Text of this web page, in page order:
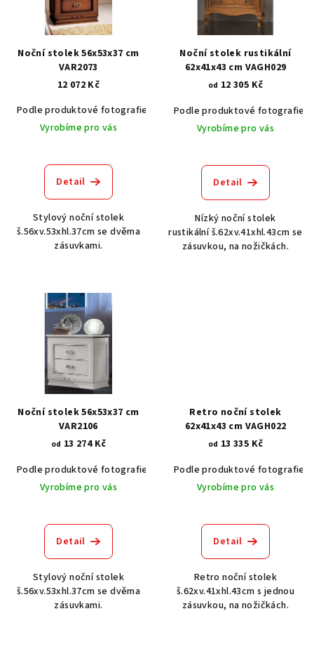
Noční stolek 56x53x37 cm
VAR2073
12 072 Kč
Podle produktové fotografie
Akát vintage BT1551
Dub světlý
Vyrobíme pro vás
Detail
Stylový noční stolek
š.56xv.53xhl.37cm se dvěma
zásuvkami.
Noční stolek rustikální
62x41x43 cm VAGH029
od 12 305 Kč
Podle produktové fotografie
Vyrobíme pro vás
Detail
Nízký noční stolek
rustikální š.62xv.41xhl.43cm se
zásuvkou, na nožičkách.
Noční stolek 56x53x37 cm
VAR2106
od 13 274 Kč
Podle produktové fotografie
Bílá Bílá s patinou BT9001-A6
Vyrobíme pro vás
Detail
Stylový noční stolek
š.56xv.53xhl.37cm se dvěma
zásuvkami.
Retro noční stolek
62x41x43 cm VAGH022
od 13 335 Kč
Podle produktové fotografie
Vyrobíme pro vás
Detail
Retro noční stolek
š.62xv.41xhl.43cm s jednou
zásuvkou, na nožičkách.